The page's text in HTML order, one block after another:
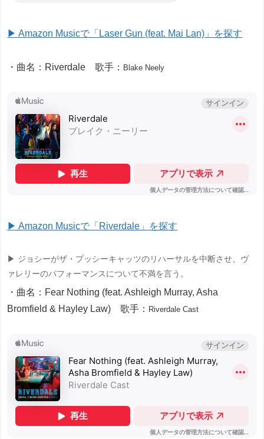
▶ Amazon Musicで「Laser Gun (feat. Mai Lan)」を探す
・曲名：Riverdale 歌手： Blake Neely
▶ Amazon Musicで「Riverdale」を探す
▶ ジョシーがザ・プッシーキャッツのリハーサルを中断させ、ヴ
ァレリーのパフォーマンスについて不満を言う。
・曲名：Fear Nothing (feat. Ashleigh Murray, Asha
Bromfield & Hayley Law) 歌手： Riverdale Cast